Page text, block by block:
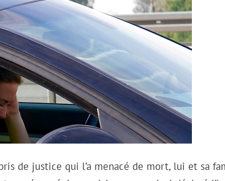
de justice qui l’a menacé de mort, lui et sa